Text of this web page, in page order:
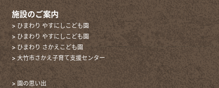
施設のご案内
> ひまわり やすにしこども園
> ひまわり やすにしこども園
> ひまわり さかえこども園
> 大竹市さかえ子育て支援センター
> 園の思い出